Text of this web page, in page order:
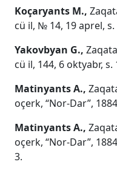
Koçaryants M.,
cü il, № 14, 19 aprel, s.
Yakovbyan G.,
cü il, 144, 6 oktyabr, s.
Matinyants A.,
oçerk, “Nor-Dar”,
Matinyants A.,
oçerk, “Nor-Dar”,
3.